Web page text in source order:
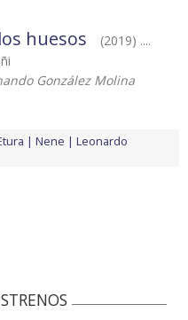
huesos
(2019) ....
González Molina
Nene
Leonardo